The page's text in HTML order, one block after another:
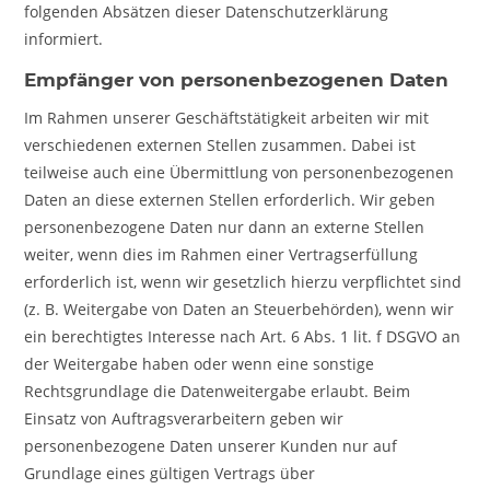
folgenden Absätzen dieser Datenschutzerklärung
informiert.
Empfänger von personenbezogenen Daten
Im Rahmen unserer Geschäftstätigkeit arbeiten wir mit
verschiedenen externen Stellen zusammen. Dabei ist
teilweise auch eine Übermittlung von personenbezogenen
Daten an diese externen Stellen erforderlich. Wir geben
personenbezogene Daten nur dann an externe Stellen
weiter, wenn dies im Rahmen einer Vertragserfüllung
erforderlich ist, wenn wir gesetzlich hierzu verpflichtet sind
(z. B. Weitergabe von Daten an Steuerbehörden), wenn wir
ein berechtigtes Interesse nach Art. 6 Abs. 1 lit. f DSGVO an
der Weitergabe haben oder wenn eine sonstige
Rechtsgrundlage die Datenweitergabe erlaubt. Beim
Einsatz von Auftragsverarbeitern geben wir
personenbezogene Daten unserer Kunden nur auf
Grundlage eines gültigen Vertrags über